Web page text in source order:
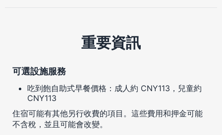
重要資訊
可選設施服務
吃到飽自助式早餐價格：成人約 CNY113，兒童約
CNY113
住宿可能有其他另行收費的項目。這些費用和押金可能
不含稅，並且可能會改變。